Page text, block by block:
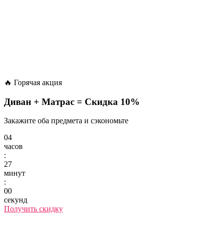
🔥 Горячая акция
Диван + Матрас = Скидка 10%
Закажите оба предмета и сэкономьте
04
часов
:
27
минут
:
00
секунд
Получить скидку